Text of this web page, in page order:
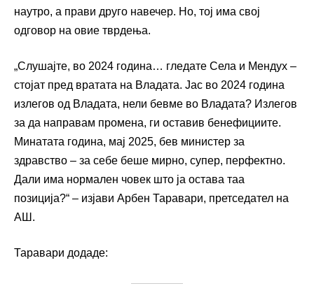
наутро, а прави друго навечер. Но, тој има свој
одговор на овие тврдења.
„Слушајте, во 2024 година… гледате Села и Мендух –
стојат пред вратата на Владата. Јас во 2024 година
излегов од Владата, нели бевме во Владата? Излегов
за да направам промена, ги оставив бенефициите.
Минатата година, мај 2025, бев министер за
здравство – за себе беше мирно, супер, перфектно.
Дали има нормален човек што ја остава таа
позиција?“ – изјави Арбен Таравари, претседател на
АШ.
Таравари додаде: